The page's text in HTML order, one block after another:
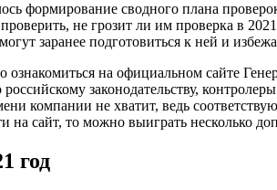
формирование сводного плана
не грозит ли им проверка в
заранее подготовиться к ней и
на официальном сайте
законодательству,
компании не хватит, ведь
на сайт, то можно выиграть несколько
год